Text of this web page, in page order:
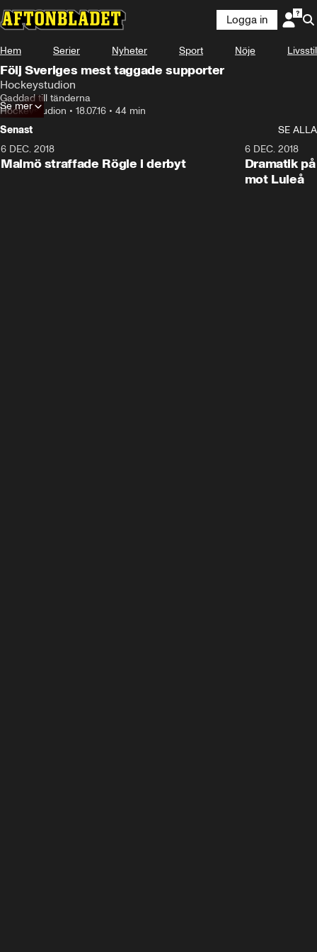
Logga in
Hem Serier Nyheter Sport Nöje Livsstil
Följ Sveriges mest taggade supporter
Hockeystudion
Gaddad till tänderna
Hockeystudion • 18.07.16 • 44 min
Se mer
Senast
SE ALLA
6 DEC. 2018
Malmö straffade Rögle i derbyt
6 DEC. 2018
Dramatik
mot Luleå